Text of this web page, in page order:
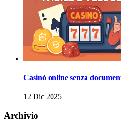
Casinò online senza
12 Dic 2025
Archivio